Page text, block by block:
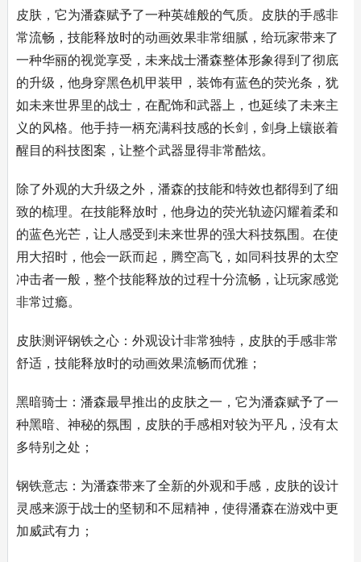
皮肤，它为潘森赋予了一种英雄般的气质。皮肤的手感非
常流畅，技能释放时的动画效果非常细腻，给玩家带来了
一种华丽的视觉享受，未来战士潘森整体形象得到了彻底
的升级，他身穿黑色机甲装甲，装饰有蓝色的荧光条，犹
如未来世界里的战士，在配饰和武器上，也延续了未来主
义的风格。他手持一柄充满科技感的长剑，剑身上镶嵌着
醒目的科技图案，让整个武器显得非常酷炫。
除了外观的大升级之外，潘森的技能和特效也都得到了细
致的梳理。在技能释放时，他身边的荧光轨迹闪耀着柔和
的蓝色光芒，让人感受到未来世界的强大科技氛围。在使
用大招时，他会一跃而起，腾空高飞，如同科技界的太空
冲击者一般，整个技能释放的过程十分流畅，让玩家感觉
非常过瘾。
皮肤测评钢铁之心：外观设计非常独特，皮肤的手感非常
舒适，技能释放时的动画效果流畅而优雅；
黑暗骑士：潘森最早推出的皮肤之一，它为潘森赋予了一
种黑暗、神秘的氛围，皮肤的手感相对较为平凡，没有太
多特别之处；
钢铁意志：为潘森带来了全新的外观和手感，皮肤的设计
灵感来源于战士的坚韧和不屈精神，使得潘森在游戏中更
加威武有力；